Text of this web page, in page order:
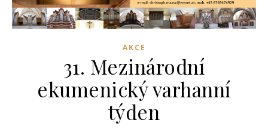
AKCE
31. Mezinárodní
ekumenický varhanní
týden